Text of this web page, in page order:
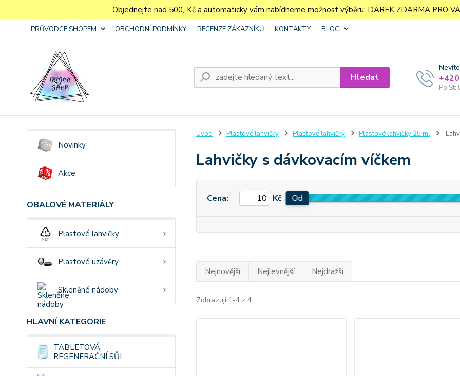
Objednejte nad 500,-Kč a automaticky vám nabídneme možnost výběru: DÁREK ZDARMA PRO
PRŮVODCE SHOPEM OBCHODNÍ PODMÍNKY RECENZE ZÁKAZNÍKŮ KONTAKTY BLOG
Hledat
Po,St:
Novinky
Akce
OBALOVÉ MATERIÁLY
Plastové lahvičky
Plastové uzávěry
Skleněné nádoby
HLAVNÍ KATEGORIE
TABLETOVÁ
REGENERAČNÍ SŮL
Úvod Plastové lahvičky Plastové lahvičky Plastové lahvičky 25 ml
Lahvičky s dávkovacím víčkem
Cena: Kč Od
Nejnovější Nejlevnější Nejdražší
Zobrazuji 1-4 z 4